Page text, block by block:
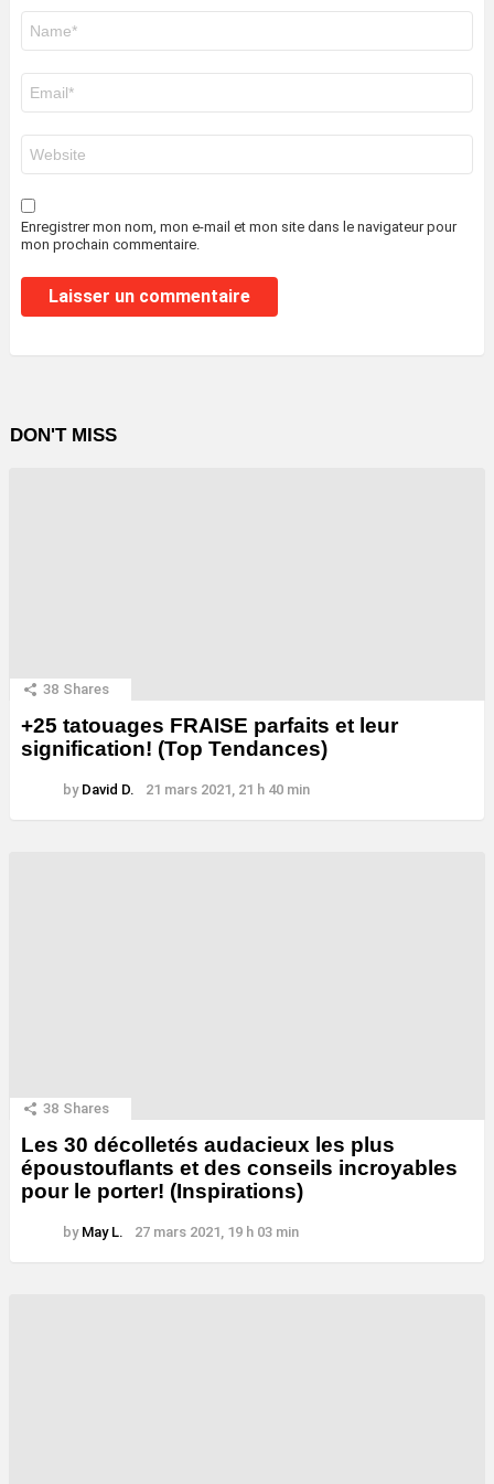
mail
*
web
Enregistrer mon nom, mon e-mail et mon site dans le navigateur pour
mon prochain commentaire.
DON'T MISS
38 Shares
+25 tatouages ​​FRAISE parfaits et leur
signification! (Top Tendances)
by David D. 21 mars 2021, 21 h 40 min
38 Shares
Les 30 décolletés audacieux les plus
époustouflants et des conseils incroyables
pour le porter! (Inspirations)
by May L. 27 mars 2021, 19 h 03 min